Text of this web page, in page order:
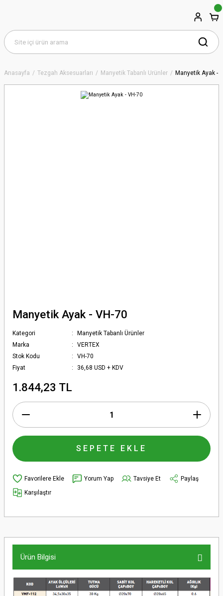
Anasayfa Tezgah Aksesuarları Manyetik Tabanlı Ürünler Manyetik Ayak -
Manyetik Ayak - VH-70
Kategori
Manyetik Tabanlı Ürünler
Marka
VERTEX
Stok Kodu
VH-70
Fiyat
36,68 USD + KDV
1.844,23 TL
SEPETE EKLE
Yorum Yap Tavsiye Et
Paylaş
Karşılaştır
Ürün Bilgisi